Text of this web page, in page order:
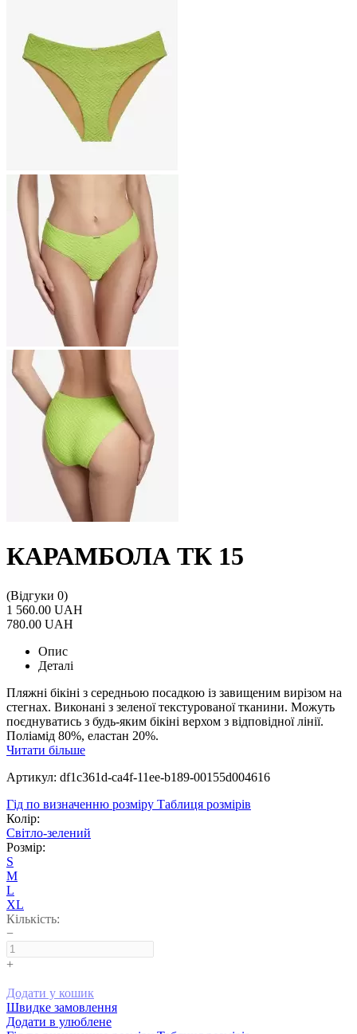
КАРАМБОЛА ТК 15
(Відгуки 0)
1 560.00 UAH
780.00 UAH
Опис
Деталі
Пляжні бікіні з середньою посадкою із завищеним вирізом на
стегнах. Виконані з зеленої текстурованої тканини. Можуть
поєднуватись з будь-яким бікіні верхом з відповідної лінії.
Поліамід 80%, еластан 20%.
Читати більше
Артикул: df1c361d-ca4f-11ee-b189-00155d004616
Гід по визначенню розміру Таблиця розмірів
Колір:
Світло-зелений
Розмір:
S
M
L
XL
Кількість:
−
+
Додати у кошик
Швидке замовлення
Додати в улюблене